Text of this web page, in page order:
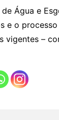
Água e
e o
vigentes –